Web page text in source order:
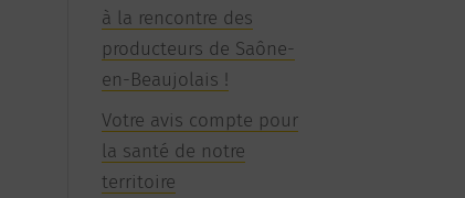
à la rencontre des
producteurs de Saône-
en-Beaujolais !
Votre avis compte pour
la santé de notre
territoire